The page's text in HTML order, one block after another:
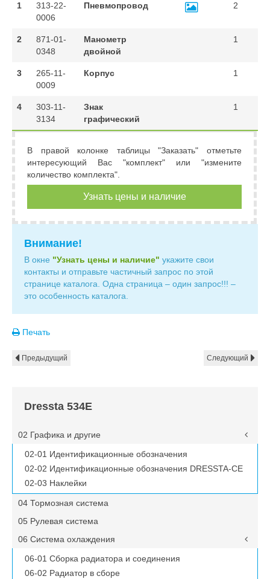
1
313-22-
0006
Пневмопровод 2
2
871-01-
0348
Манометр
двойной
1
3
265-11-
0009
Корпус 1
4
303-11-
3134
Знак
графический
1
В правой колонке таблицы "Заказать" отметьте
интересующий Вас "комплект" или "измените
количество комплекта".
Узнать цены и наличие
Внимание!
В окне "Узнать цены и наличие" укажите свои
контакты и отправьте частичный запрос по этой
странице каталога. Одна страница – один запрос!!! –
это особенность каталога.
Печать
Предыдущий Следующий
Dressta 534E
02 Графика и другие
02-01 Идентификационные обозначения
02-02 Идентификационные обозначения DRESSTA-CE
02-03 Наклейки
04 Тормозная система
05 Рулевая система
06 Система охлаждения
06-01 Сборка радиатора и соединения
06-02 Радиатор в сборе